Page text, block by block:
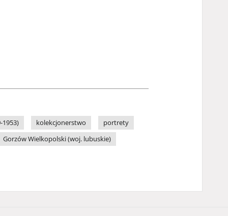
1953) kolekcjonerstwo
portrety
Gorzów Wielkopolski (woj. lubuskie)